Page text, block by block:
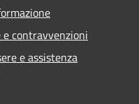
contravvenzioni
e assistenza